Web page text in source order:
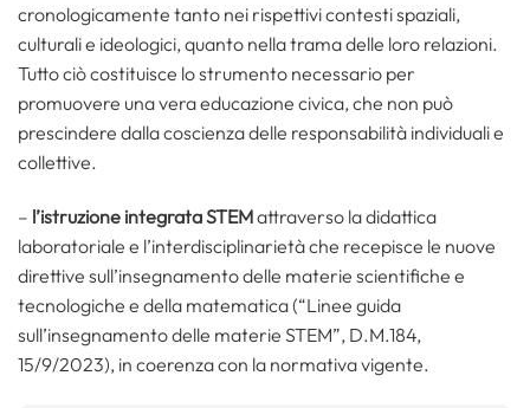
cronologicamente tanto nei rispettivi contesti spaziali,
culturali e ideologici, quanto nella trama delle loro relazioni.
Tutto ciò costituisce lo strumento necessario per
promuovere una vera educazione civica, che non può
prescindere dalla coscienza delle responsabilità individuali e
collettive.
– l’istruzione integrata STEMattraverso la didattica
laboratoriale e l’interdisciplinarietà che recepisce le nuove
direttive sull’insegnamento delle materie scientifiche e
tecnologiche e della matematica (“Linee guida
sull’insegnamento delle materie STEM”, D.M.184,
15/9/2023), in coerenza con la normativa vigente.